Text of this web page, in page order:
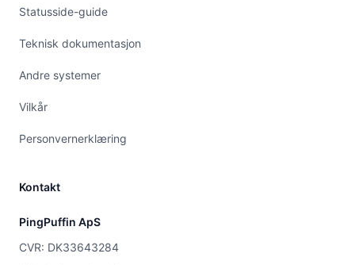
Statusside-guide
Teknisk dokumentasjon
Andre systemer
Vilkår
Personvernerklæring
Kontakt
PingPuffin ApS
CVR: DK33643284